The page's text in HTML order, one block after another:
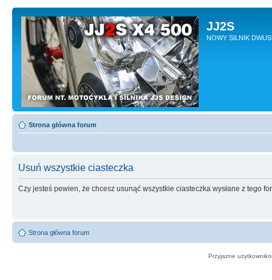
JJ2S
NOWY SILNIK
Strona główna forum
Usuń wszystkie ciasteczka
Czy jesteś pewien, że chcesz usunąć wszystkie ciasteczka wysłane z tego
Strona główna forum
Przyjazne